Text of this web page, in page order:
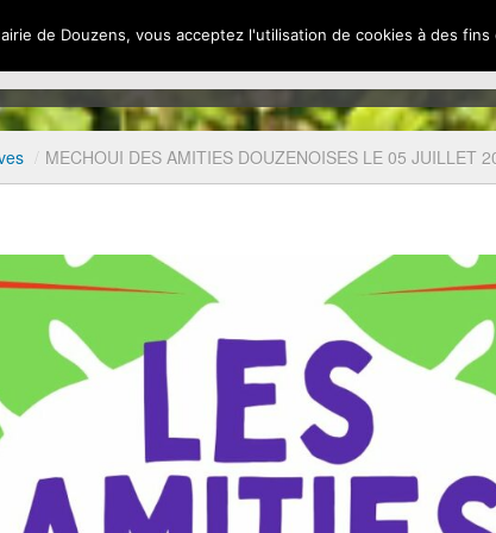
/ MECHOUI DES AMITIES DOUZENOISES LE 05 JUILLET
de Douzens, vous acceptez l'utilisation de cookies à des